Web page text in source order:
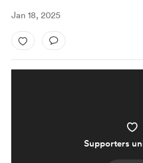
Jan 18, 2025
Supporters